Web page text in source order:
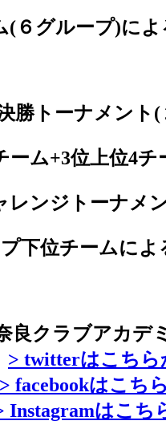
(６グループ)に
決勝トーナメント(
ーム+3位上位4
レンジトーナメ
下位チームによ
良クラブアカデ
> twitterはこちら
> facebookはこち
Instagramはこち